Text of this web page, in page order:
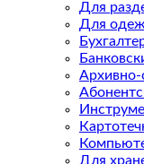
Для
Для
Архивно-
Для